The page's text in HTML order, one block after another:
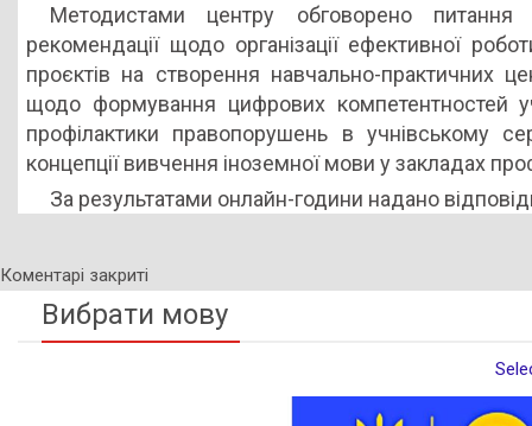
Методистами центру обговорено питання
рекомендації щодо організації ефективної
проєктів на створення навчально-практичних
щодо формування цифрових компетентностей
профілактики правопорушень в
концепції вивчення іноземної мови у закладах
За результатами онлайн-години надано
Коментарі закриті
Вибрати мову